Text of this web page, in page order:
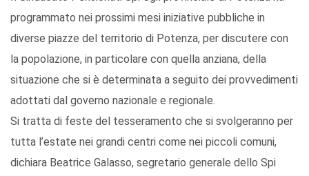
programmato nei prossimi mesi iniziative pubbliche in
diverse piazze del territorio di Potenza, per discutere con
la popolazione, in particolare con quella anziana, della
situazione che si è determinata a seguito dei provvedimenti
adottati dal governo nazionale e regionale.
Si tratta di feste del tesseramento che si svolgeranno per
tutta l’estate nei grandi centri come nei piccoli comuni,
dichiara Beatrice Galasso, segretario generale dello Spi